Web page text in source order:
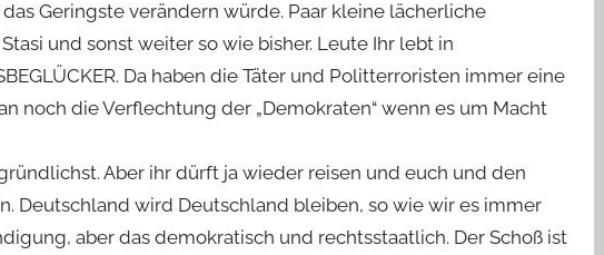
Geringste verändern würde. Paar kleine lächerliche
und sonst weiter so wie bisher. Leute Ihr lebt in
Da haben die Täter und Politterroristen immer eine
noch die Verflechtung der „Demokraten“ wenn es um Macht
Aber ihr dürft ja wieder reisen und euch und den
Deutschland wird Deutschland bleiben, so wie wir es immer
aber das demokratisch und rechtsstaatlich. Der Schoß ist